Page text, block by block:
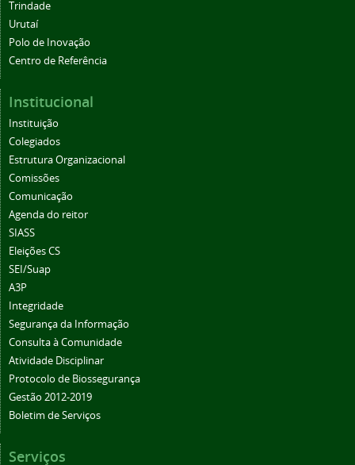
Trindade
Urutaí
Polo de Inovação
Centro de Referência
Institucional
Instituição
Colegiados
Estrutura Organizacional
Comissões
Comunicação
Agenda do reitor
SIASS
Eleições CS
SEI/Suap
A3P
Integridade
Segurança da Informação
Consulta à Comunidade
Atividade Disciplinar
Protocolo de Biossegurança
Gestão 2012-2019
Boletim de Serviços
Serviços